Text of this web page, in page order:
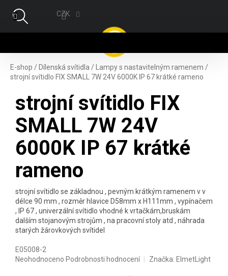
CZK
E-shop / Dílenská svítidla / Lampy s nastavitelným ramenem /
strojní svítidlo FIX SMALL 7W 24V 6000K IP 67 krátké rameno
strojní svítidlo FIX
SMALL 7W 24V
6000K IP 67 krátké
rameno
strojní svítidlo se základnou , pevným krátkým ramenem v v
délce 90 mm , rozměr hlavice D58mm x H111mm , vypínačem
, IP 67 , univerzální svítidlo vhodné k vrtačkám,bruskám
dalším stojanovým strojům , na pracovní stoly atd , náhrada
starých žárovkových svítidel
E05008-2
Průměrné hodnocení produktu je 0,0 z 5 hvězdiček.
Neohodnoceno Podrobnosti hodnocení Značka: ElmetLight